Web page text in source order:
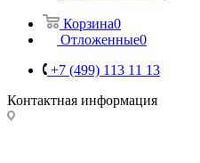
Корзина0
Отложенные0
+7 (499) 113 11 13
Контактная информация